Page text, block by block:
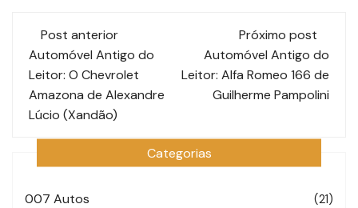
Navegação
de
post
Post anterior
Automóvel Antigo do
Leitor: O Chevrolet
Amazona de Alexandre
Lúcio (Xandão)
Próximo post
Automóvel Antigo do
Leitor: Alfa Romeo 166 de
Guilherme Pampolini
Categorias
007 Autos (21)